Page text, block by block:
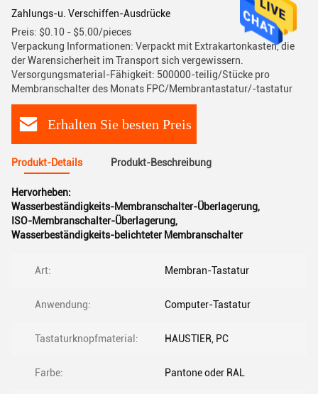
Zahlungs-u. Verschiffen-Ausdrücke
Preis: $0.10 - $5.00/pieces
Verpackung Informationen: Verpackt mit Extrakartonkasten, die
der Warensicherheit im Transport sich vergewissern.
Versorgungsmaterial-Fähigkeit: 500000-teilig/Stücke pro
Membranschalter des Monats FPC/Membrantastatur/-tastatur
Erhalten Sie besten Preis
Produkt-Details Produkt-Beschreibung
Hervorheben:
Wasserbeständigkeits-Membranschalter-Überlagerung,
ISO-Membranschalter-Überlagerung,
Wasserbeständigkeits-belichteter Membranschalter
Art: Membran-Tastatur
Anwendung: Computer-Tastatur
Tastaturknopfmaterial: HAUSTIER, PC
Farbe: Pantone oder RAL